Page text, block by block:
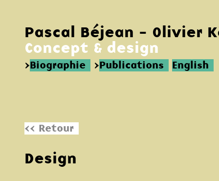
Pascal Béjean - Olivier
Concept & design
>Biographie >Publications English
<< Retour
Design